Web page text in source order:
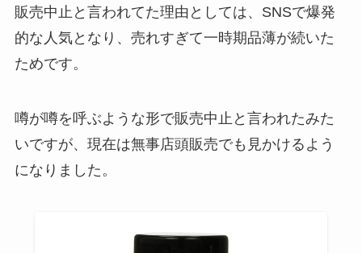
販売中止と言われてた理由としては、SNSで爆発
的な人気となり、売れすぎて一時期品薄が続いた
ためです。
噂が噂を呼ぶような形で販売中止と言われたみた
いですが、現在は無事店頭販売でも見かけるよう
になりました。